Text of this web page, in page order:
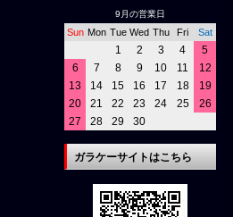
9月の営業日
Sun Mon Tue Wed Thu Fri Sat
1 2 3 4
5
6
7 8 9 10 11
12
13
14 15 16 17 18
19
20
21 22 23 24 25
26
27
28 29 30
ガラケーサイトはこちら